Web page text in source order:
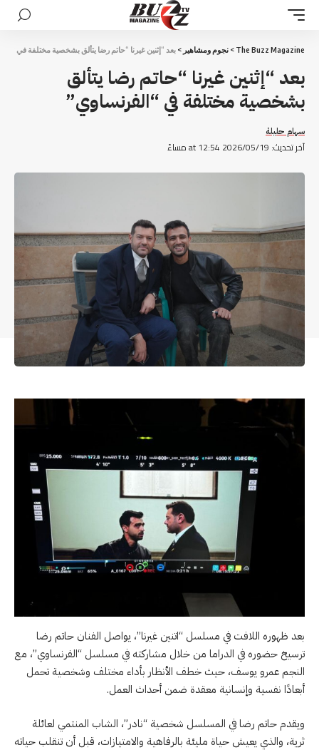
The Buzz Magazine
> نجوم ومشاهير > بعد “إثنين غيرنا “حاتم رضا يتألق بشخصية مختلفة في
بعد “إثنين غيرنا “حاتم رضا يتألق
بشخصية مختلفة في “الفرنساوي”
آخر تحديث: 2026/05/19 at 12:54 مساءً
سهام حليلة
بعد ظهوره اللافت في مسلسل “اتنين غيرنا”، يواصل الفنان حاتم رضا
ترسيخ حضوره في الدراما من خلال مشاركته في مسلسل “الفرنساوي”، مع
النجم عمرو يوسف، حيث خطف الأنظار بأداء مختلف وشخصية تحمل
أبعادًا نفسية وإنسانية معقدة ضمن أحداث العمل.
ويقدم حاتم رضا في المسلسل شخصية “نادر”، الشاب المنتمي لعائلة
ثرية، والذي يعيش حياة مليئة بالرفاهية والامتيازات، قبل أن تنقلب حياته